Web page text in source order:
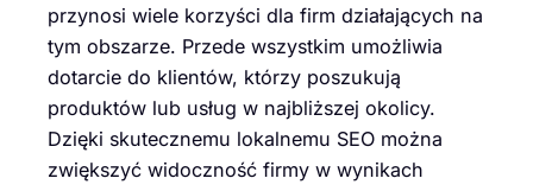
przynosi wiele korzyści dla firm działających na
tym obszarze. Przede wszystkim umożliwia
dotarcie do klientów, którzy poszukują
produktów lub usług w najbliższej okolicy.
Dzięki skutecznemu lokalnemu SEO można
zwiększyć widoczność firmy w wynikach